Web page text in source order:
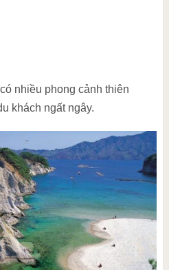
nhiều phong cảnh thiên
khách ngất ngây.